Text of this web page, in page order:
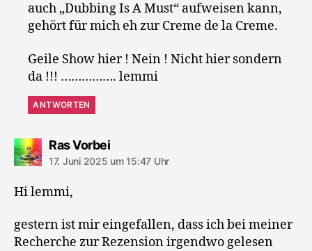
auch „Dubbing Is A Must“ aufweisen kann,
gehört für mich eh zur Creme de la Creme.
Geile Show hier ! Nein ! Nicht hier sondern
da !!! ……………. lemmi
ANTWORTEN
Ras Vorbeisagt:
17. Juni 2025 um 15:47 Uhr
Hi lemmi,
gestern ist mir eingefallen, dass ich bei meiner
Recherche zur Rezension irgendwo gelesen